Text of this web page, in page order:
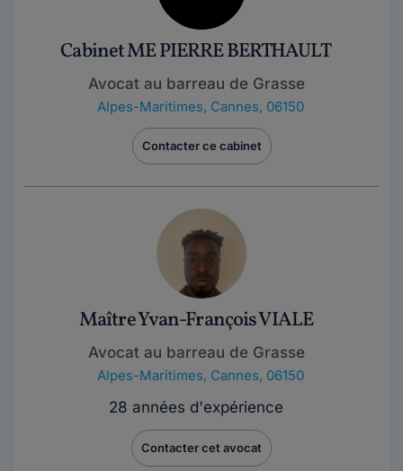
Cabinet ME PIERRE BERTHAULT
Avocat au barreau de Grasse
Alpes-Maritimes, Cannes, 06150
Contacter ce cabinet
Maître Yvan-François VIALE
Avocat au barreau de Grasse
Alpes-Maritimes, Cannes, 06150
28 années d'expérience
Contacter cet avocat